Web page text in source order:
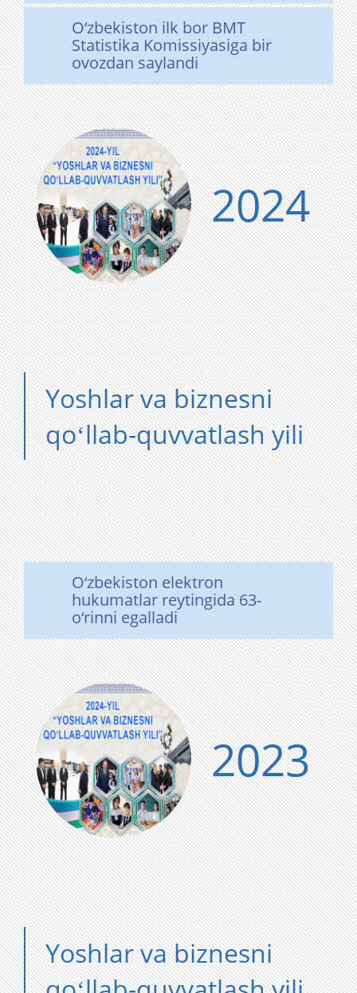
O‘zbekiston ilk bor BMT
Statistika Komissiyasiga bir
ovozdan saylandi
2024
Yoshlar va biznesni
qoʻllab-quvvatlash yili
O‘zbekiston elektron
hukumatlar reytingida 63-
o‘rinni egalladi
2023
Yoshlar va biznesni